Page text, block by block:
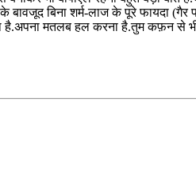
बावजूद बिना शर्म-लाज के पूरे फायदा
होना है.अपना मतलब हल करना है.तुम